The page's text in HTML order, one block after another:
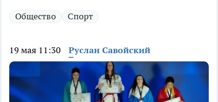
Общество Спорт
19 мая 11:30 Руслан Савойский